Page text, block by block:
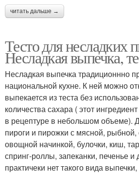
читать дальше →
Тесто для несладких
Несладкая выпечка,
Несладкая выпечка традиционнно
национальной кухне. К ней можно
выпекается из теста без
количества сахара ( этот
в рецептуре в небольшом объеме).
пироги и пирожки с мясной,
овощной начинкой, булочки, киш,
спринг-роллы, запеканки, печенье и
практичеки нет такого вида